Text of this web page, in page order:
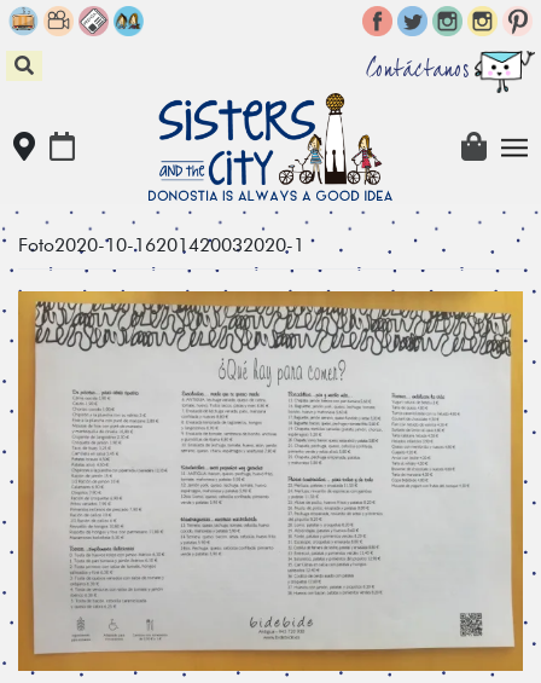
Skip
to
content
Contáctanos
Foto2020-10-16201420032020-1